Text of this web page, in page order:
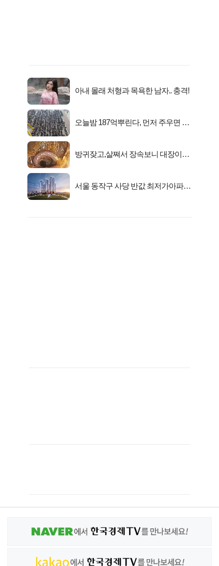
아내 몰래 처형과 목욕한 남자.. 충격!
오늘밤 187억뿌린다, 먼저 주우면 최
방귀잦고,살쪄서 장속보니 대장이아
서울 동작구 사당 반값 최저가아파트